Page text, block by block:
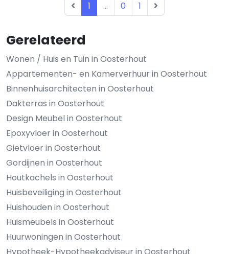
Gerelateerd
Wonen / Huis en Tuin in Oosterhout
Appartementen- en Kamerverhuur in Oosterhout
Binnenhuisarchitecten in Oosterhout
Dakterras in Oosterhout
Design Meubel in Oosterhout
Epoxyvloer in Oosterhout
Gietvloer in Oosterhout
Gordijnen in Oosterhout
Houtkachels in Oosterhout
Huisbeveiliging in Oosterhout
Huishouden in Oosterhout
Huismeubels in Oosterhout
Huurwoningen in Oosterhout
1 ... 0 1